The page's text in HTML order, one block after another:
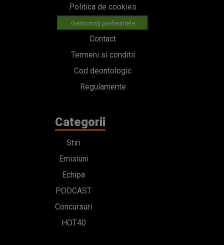
Politica de cookies
Gestionați preferințele
Contact
Termeni si conditii
Cod deontologic
Regulamente
Categorii
Stiri
Emisiuni
Echipa
PODCAST
Concursuri
HOT40